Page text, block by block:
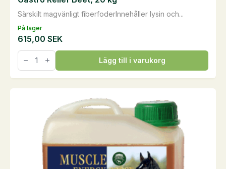
På lager
Särskilt magvänligt fiberfoderInnehåller lysin och...
615,00 SEK
Gastro
Relief
Beet,
20
Lägg till i varukorg